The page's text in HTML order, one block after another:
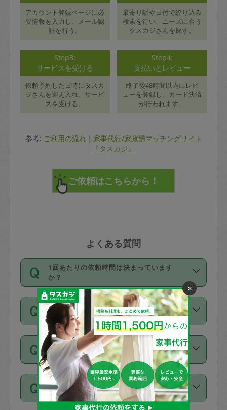
アカウント登録ページに必
要情報を入力し、メール認
証を行う。
最寄り駅や日付で絞り込み
検索を行い、ニーズに合う
タスカジさんを探す。
Step3:
サービスを受ける
依頼予約した日時にタスカ
ジさんを迎え入れ、サービ
スを受ける。
Step4:
支払いとレビュー
終了後48時間以内にレビ
ューを登録し、カード決済
が行われます。
参考: ご利用の流れ｜家事代行/家政婦マッチングサイト
『タスカジ』
よくある質問
1回あたりの依頼時間は決まっています
か？
依頼1回につき3時間固定です。3時間を
超えて依頼したい場合は、延長機能をご
利用ください。機能をご利用いただくに
は、タスカジさんに事前に相談し、合意
の上事前申請することが必要です。な
お、3時間を下回っても、値引き等はござ
いません。
価格はどうやって決まっていますか？
11種類の価格帯の中からタスカジさん自
身が価格を選んで設定しています。
タスカジさんの価格設定には最初は制限
があり、レビュー件数、レビューの平均
値、などで除々に設定可能な最高額が上
がっていく仕組みになっています。
支払い方法を教えてください
お支払方法はクレジットカード（Visa／
Master／JCB／AMERICAN EXPRESS／
Diners Club）のみとなります。
同じタスカジさんに定期的にお願いする場
合はお得になる？
×